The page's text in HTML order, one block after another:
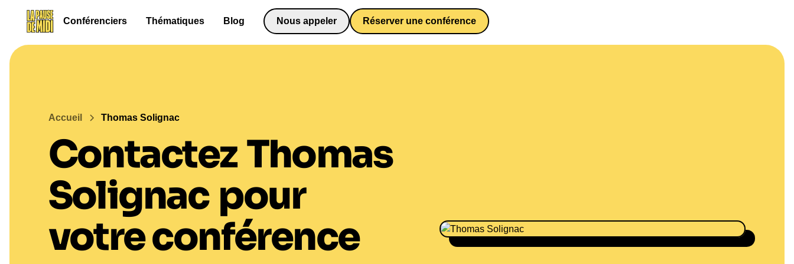
Conférenciers Thématiques Blog
Nous appeler
0652698481
Réserver une conférence
Accueil Thomas Solignac
Contactez Thomas
Solignac pour
votre conférence